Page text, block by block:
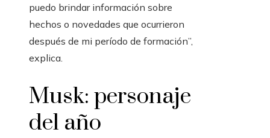
puedo brindar información sobre
hechos o novedades que ocurrieron
después de mi período de formación”,
explica.
Musk: personaje
del año